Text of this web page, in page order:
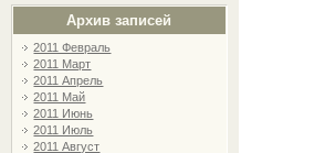
Архив записей
2011 Февраль
2011 Март
2011 Апрель
2011 Май
2011 Июнь
2011 Июль
2011 Август